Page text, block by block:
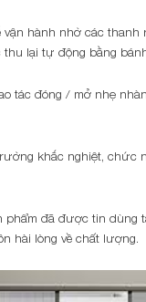
vận hành nhờ các thanh
lại tự động bằng
tác đóng / mở nhẹ
khắc nghiệt, chức
phẩm đã được tin dùng
hài lòng về chất lượng.